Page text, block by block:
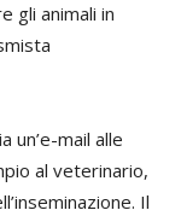
gli animali in
un’e-mail alle
al veterinario,
Il